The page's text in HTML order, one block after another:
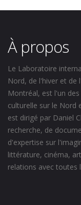
À propos
Le Laboratoire
Nord, de l'hiver et de
Montréal, est l'un
culturelle sur le Nord
est dirigé par Daniel
recherche, de
d'expertise sur
littérature, cinéma,
relations avec toutes